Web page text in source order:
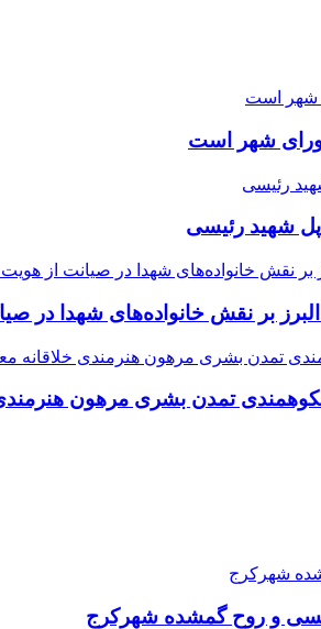
شهر است
پل شهید رئیسی
بر نقش خانواده‌های شهدا در
تمدن بشری مرهون
و روح گمشده شهرکرج